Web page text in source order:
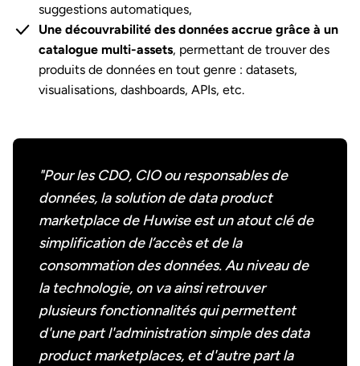
suggestions automatiques,
Une découvrabilité des données accrue grâce à un
catalogue multi-assets, permettant de trouver des
produits de données en tout genre : datasets,
visualisations, dashboards, APIs, etc.
"Pour les CDO, CIO ou responsables de
données, la solution de data product
marketplace de Huwise est un atout clé de
simplification de l’accès et de la
consommation des données. Au niveau de
la technologie, on va ainsi retrouver
plusieurs fonctionnalités qui permettent
d'une part l'administration simple des data
product marketplaces, et d'autre part la